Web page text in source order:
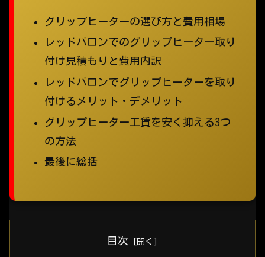
グリップヒーターの選び方と費用相場
レッドバロンでのグリップヒーター取り
付け見積もりと費用内訳
レッドバロンでグリップヒーターを取り
付けるメリット・デメリット
グリップヒーター工賃を安く抑える3つ
の方法
最後に総括
目次